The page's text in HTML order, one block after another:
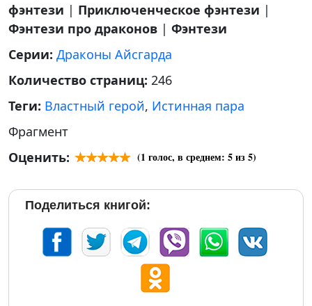
фэнтези | Приключенческое фэнтези |
Фэнтези про драконов | Фэнтези
Серии: Драконы Айсгарда
Количество страниц: 246
Теги: Властный герой, Истинная пара
Фрагмент
Оценить:
(1 голос, в среднем: 5из 5)
Поделиться книгой: